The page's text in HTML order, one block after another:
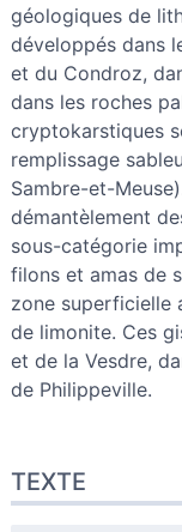
géologiques de
développés dans
et du Condroz,
dans les roches
cryptokarstiques
remplissage
Sambre-et-
démantèlement
sous-catégorie
filons et amas de
zone superficielle
de limonite. Ces
et de la Vesdre,
de Philippeville.
TEXTE